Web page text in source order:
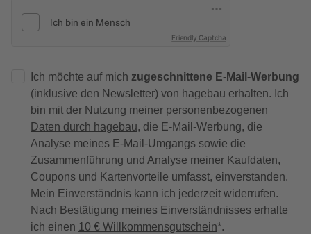
Friendly Captcha
Ich möchte auf mich zugeschnittene E-Mail-Werbung
(inklusive den Newsletter) von hagebau erhalten. Ich
bin mit der Nutzung meiner personenbezogenen
Daten durch hagebau, die E-Mail-Werbung, die
Analyse meines E-Mail-Umgangs sowie die
Zusammenführung und Analyse meiner Kaufdaten,
Coupons und Kartenvorteile umfasst, einverstanden.
Mein Einverständnis kann ich jederzeit widerrufen.
Nach Bestätigung meines Einverständnisses erhalte
ich einen 10 € Willkommensgutschein*.